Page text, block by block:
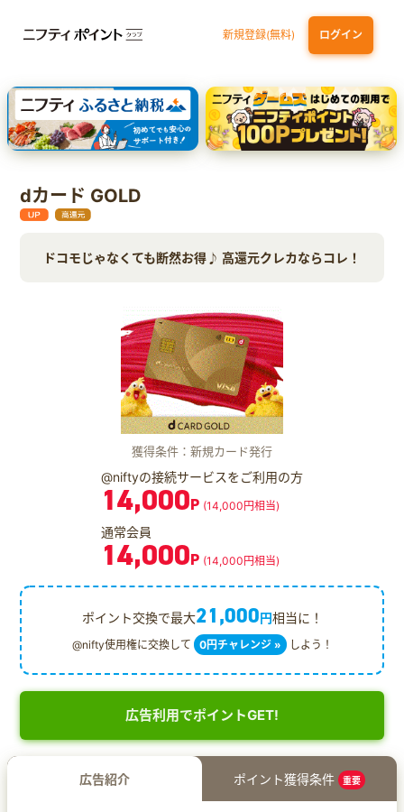
新規登録(無料) ログイン
dカード GOLD 三井住友カード ゴールド（NL）（家族カード発行）
【実質初月無料】DMM | Disney+(ディズニープラス) セットプラン
SBI証券 確定拠出年金（iDeCo）
dカード GOLD
ドコモじゃなくても断然お得♪ 高還元クレカならコレ！
獲得条件：新規カード発行
@niftyの接続サービスをご利用の方
14,000P (14,000円相当)
通常会員
14,000P (14,000円相当)
ポイント交換で最大21,000円相当に！
@nifty使用権に交換して 0円チャレンジ » しよう！
広告利用でポイントGET!
広告紹介 ポイント獲得条件 重要